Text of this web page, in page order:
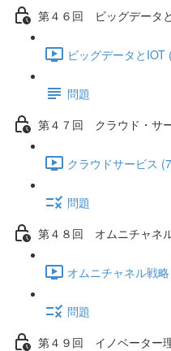
第４６回 ビッグデータ
ビッグデータとIOT
問題
第４７回 クラウド・サ
クラウドサービス
問題
第４８回 オムニチャネ
オムニチャネル戦
問題
第４９回 イノベーター